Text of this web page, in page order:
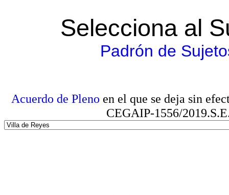
Selecciona al
Padrón de
Acuerdo de Pleno en el que se deja sin
CEGAIP-1556/